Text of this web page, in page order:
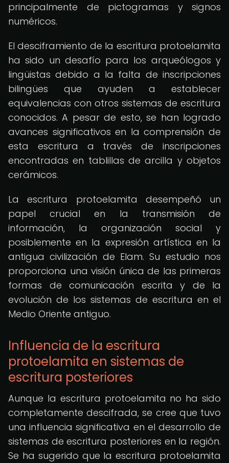
principalmente de pictogramas y signos
numéricos.
El desciframiento de la escritura protoelamita
ha sido un desafío para los arqueólogos y
lingüistas debido a la falta de inscripciones
bilingües que ayuden a establecer
equivalencias con otros sistemas de escritura
conocidos. A pesar de esto, se han logrado
avances significativos en la comprensión de
esta escritura a través de inscripciones
encontradas en tablillas de arcilla y objetos
cerámicos.
La escritura protoelamita desempeñó un
papel crucial en la transmisión de
información, la organización social y
posiblemente en la expresión artística en la
antigua civilización de Elam. Su estudio nos
proporciona una visión única de las primeras
formas de comunicación escrita y de la
evolución de los sistemas de escritura en el
Medio Oriente antiguo.
Influencia de la escritura
protoelamita en sistemas de
escritura posteriores
Aunque la escritura protoelamita no ha sido
completamente descifrada, se cree que tuvo
una influencia significativa en el desarrollo de
sistemas de escritura posteriores en la región.
Se ha sugerido que la escritura protoelamita